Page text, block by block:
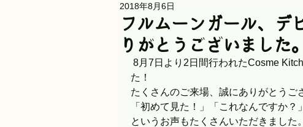
フルムーンガール、デ
りがとうございました。
2018年8月6日
た！
たくさんのご来場、誠にありがとうご
「初めて見た！」「これなんですか
というお声もたくさんいただきました。